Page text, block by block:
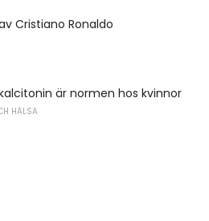
Cristiano Ronaldo
är normen hos kvinnor
HÄLSA